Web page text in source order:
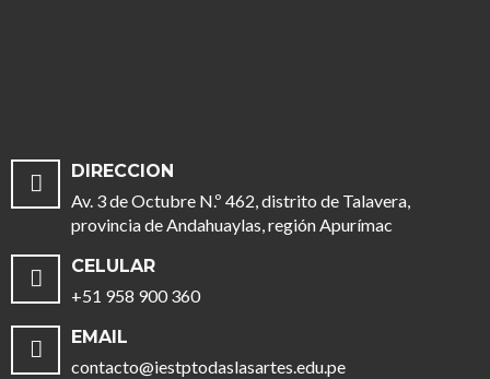
DIRECCION
Av. 3 de Octubre N.º 462, distrito de Talavera,
provincia de Andahuaylas, región Apurímac
CELULAR
+51 958 900 360
EMAIL
contacto@iestptodaslasartes.edu.pe